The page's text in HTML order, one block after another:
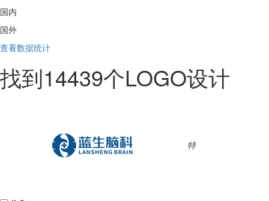
国内
国外
查看数据统计
找到14439个LOGO设计
特